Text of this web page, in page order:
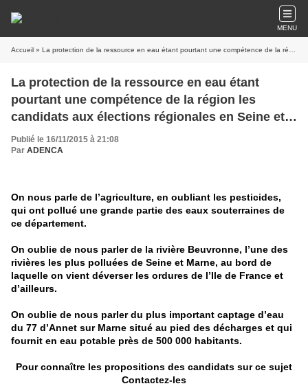
MENU
Accueil » La protection de la ressource en eau étant pourtant une compétence de la région les candidats aux élections régionales en Seine et Marne parlent peu ou même pas de ce sujet.
La protection de la ressource en eau étant
pourtant une compétence de la région les
candidats aux élections régionales en Seine et
Marne parlent peu ou même pas de ce sujet.
Publié le 16/11/2015 à 21:08
Par ADENCA
On nous parle de l’agriculture, en oubliant les pesticides,
qui ont pollué une grande partie des eaux souterraines de
ce département.
On oublie de nous parler de la rivière Beuvronne, l’une des
rivières les plus polluées de Seine et Marne, au bord de
laquelle on vient déverser les ordures de l’Ile de France et
d’ailleurs.
On oublie de nous parler du plus important captage d’eau
du 77 d’Annet sur Marne situé au pied des décharges et qui
fournit en eau potable près de 500 000 habitants.
Pour connaître les propositions des candidats sur ce sujet
Contactez-les